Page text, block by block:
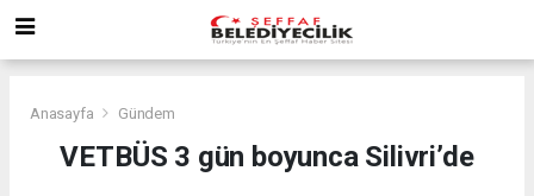
Anasayfa Gündem
VETBÜS 3 gün boyunca Silivri’de